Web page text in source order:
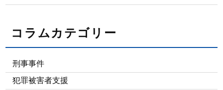
コラムカテゴリー
刑事事件
犯罪被害者支援